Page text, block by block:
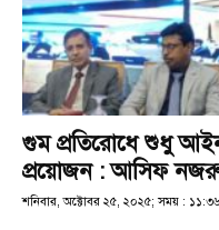
গুম প্রতিরোধে শুধু
প্রয়োজন : আসিফ
শনিবার, অক্টোবর ২৫, ২০২৫; সময় :